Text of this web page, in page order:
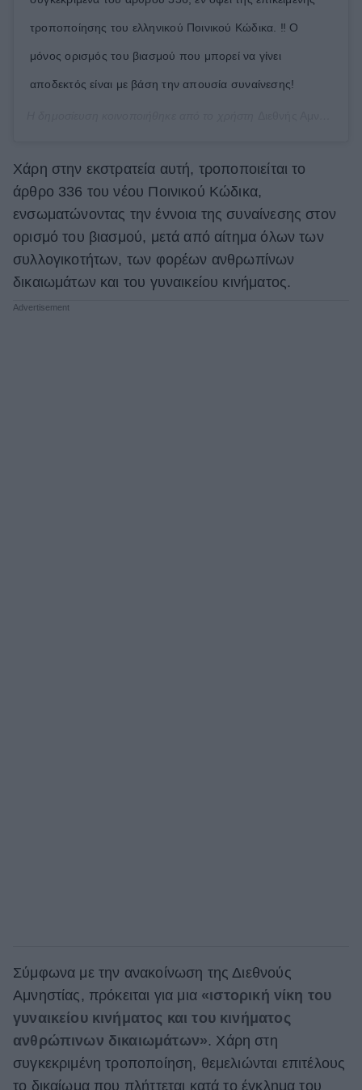
τροποποίησης του ελληνικού Ποινικού Κώδικα. ‼️ Ο
μόνος ορισμός του βιασμού που μπορεί να γίνει
αποδεκτός είναι με βάση την απουσία συναίνεσης!
Χάρη στην εκστρατεία αυτή, τροποποιείται το
άρθρο 336 του νέου Ποινικού Κώδικα,
ενσωματώνοντας την έννοια της συναίνεσης στον
ορισμό του βιασμού, μετά από αίτημα όλων των
συλλογικοτήτων, των φορέων ανθρωπίνων
δικαιωμάτων και του γυναικείου κινήματος.
Σύμφωνα με την ανακοίνωση της Διεθνούς
Αμνηστίας, πρόκειται για μια «ιστορική νίκη του
γυναικείου κινήματος και του κινήματος
ανθρώπινων δικαιωμάτων». Χάρη στη
συγκεκριμένη τροποποίηση, θεμελιώνται επιτέλους
το δικαίωμα που πλήττεται κατά το έγκλημα του